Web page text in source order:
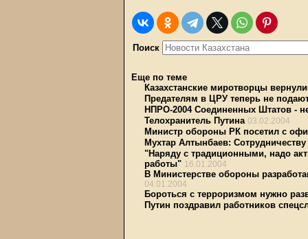
Поиск
Еще по теме
Казахстанские миротворцы
Предателям в ЦРУ теперь не
НПРО-2004 Соединенных Штатов -
Телохранитель Путина 03.02.2004
Министр обороны РК посетил с
Мухтар Алтынбаев: Сотрудничеству
"Наряду с традиционными, надо
работы" 16.01.2004
В Министерстве обороны
04.01.2004
Бороться с терроризмом нужно
Путин поздравил работников